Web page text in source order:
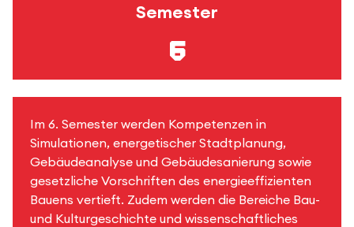
Semester
6
Im 6. Semester werden Kompetenzen in
Simulationen, energetischer Stadtplanung,
Gebäudeanalyse und Gebäudesanierung sowie
gesetzliche Vorschriften des energieeffizienten
Bauens vertieft. Zudem werden die Bereiche Bau-
und Kulturgeschichte und wissenschaftliches